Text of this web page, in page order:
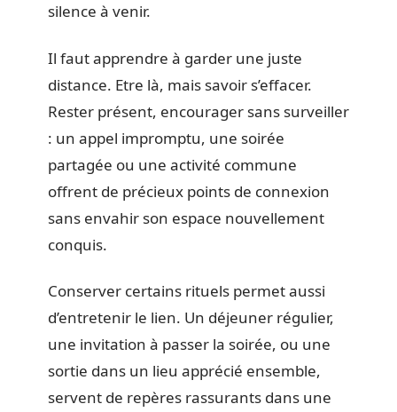
silence à venir.
Il faut apprendre à garder une juste
distance. Etre là, mais savoir s’effacer.
Rester présent, encourager sans surveiller
: un appel impromptu, une soirée
partagée ou une activité commune
offrent de précieux points de connexion
sans envahir son espace nouvellement
conquis.
Conserver certains rituels permet aussi
d’entretenir le lien. Un déjeuner régulier,
une invitation à passer la soirée, ou une
sortie dans un lieu apprécié ensemble,
servent de repères rassurants dans une